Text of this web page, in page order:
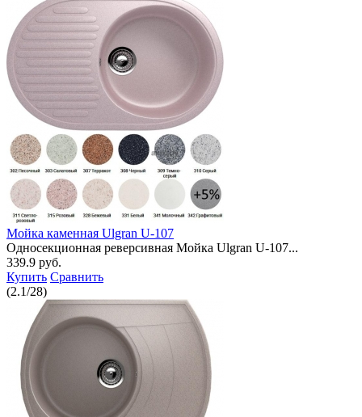
Мойка каменная Ulgran U-107
Односекционная реверсивная Мойка Ulgran U-107...
339.9 руб.
Купить Сравнить
(2.1/28)